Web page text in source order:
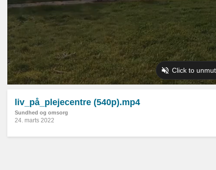
liv_på_plejecentre (540p).mp4
Sundhed og omsorg
24. marts 2022